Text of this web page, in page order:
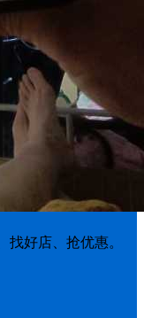
好店、抢优惠。